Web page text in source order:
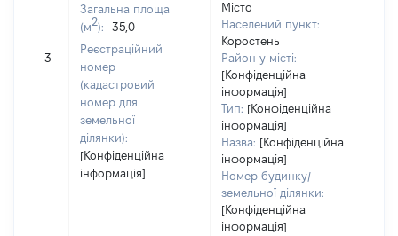
3
Загальна площа
(м2):
35,0
Реєстраційний
номер
(кадастровий
номер для
земельної
ділянки):
[Конфіденційна
інформація]
Місто
Населений пункт:
Коростень
Район у місті:
[Конфіденційна
інформація]
Тип: [Конфіденційна
інформація]
Назва: [Конфіденційна
інформація]
Номер будинку/
земельної ділянки:
[Конфіденційна
інформація]